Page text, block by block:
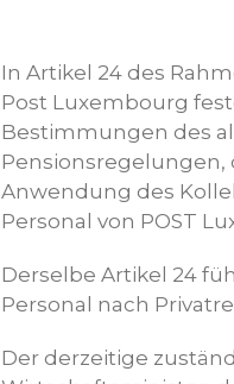
In Artikel 24 des
Post Luxembourg
Bestimmungen des
Pensionsregelungen,
Anwendung des
Personal von POST
Derselbe Artikel 24
Personal nach
Der derzeitige